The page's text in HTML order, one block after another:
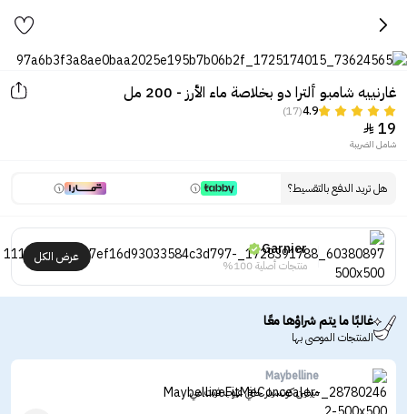
غارنييه شامبو ألترا دو بخلاصة ماء الأرز - 200 مل
4.9
(17)
19

شامل الضريبة
هل تريد الدفع بالتقسيط؟
Garnier
منتجات أصلية 100%
عرض الكل
غالبًا ما يتم شراؤها معًا
المنتجات الموصى بها
Maybelline
ميبلين كونسيلر خافي عيوب فيت مي